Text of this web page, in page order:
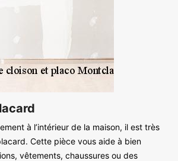
à l’intérieur de la maison, il est très
Cette pièce vous aide à bien
vêtements, chaussures ou des